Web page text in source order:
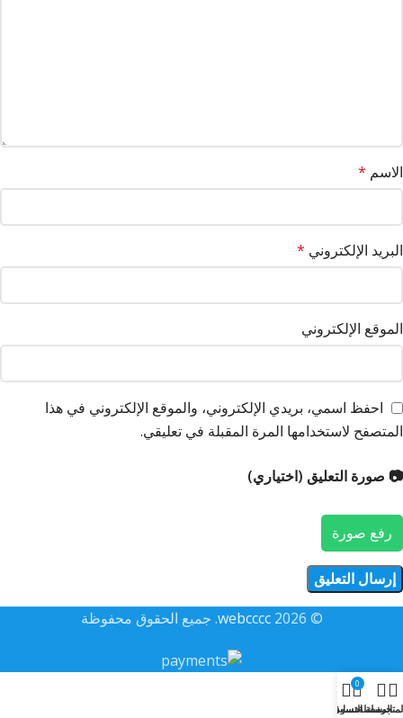
الاسم *
البريد الإلكتروني *
الموقع الإلكتروني
احفظ اسمي، بريدي الإلكتروني، والموقع الإلكتروني في هذا
المتصفح لاستخدامها المرة المقبلة في تعليقي.
📷 صورة التعليق (اختياري)
رفع صورة
© 2026
webcccc. جميع الحقوق محفوظة
المفضلة
0
سلة التسوق
حسابي